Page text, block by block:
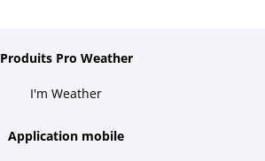
Produits Pro Weather
I'm Weather
Application mobile